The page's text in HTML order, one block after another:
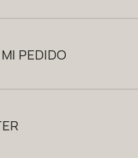
PEDIDO